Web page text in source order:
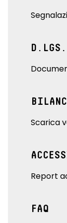
Scarica
Report
FAQ